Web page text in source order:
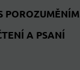
POROZUMĚNÍM
A PSANÍ